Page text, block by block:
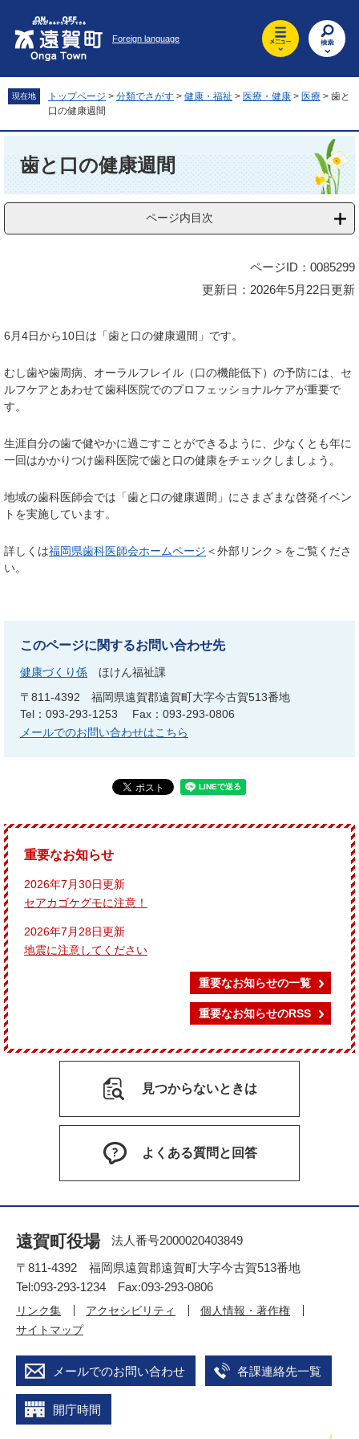
先
頭
を
飛
へ
Foreign language
現在地 トップページ > 分類でさがす > 健康・福祉 > 医療・健康 > 医療 > 歯と
口の健康週間
歯と口の健康週間
ページ内目次
ページID：0085299
更新日：2026年5月22日更新
6月4日から10日は「歯と口の健康週間」です。
むし歯や歯周病、オーラルフレイル（口の機能低下）の予防には、セ
ルフケアとあわせて歯科医院でのプロフェッショナルケアが重要で
す。
生涯自分の歯で健やかに過ごすことができるように、少なくとも年に
一回はかかりつけ歯科医院で歯と口の健康をチェックしましょう。
地域の歯科医師会では「歯と口の健康週間」にさまざまな啓発イベン
トを実施しています。
詳しくは福岡県歯科医師会ホームページ ＜外部リンク＞ をご覧くださ
い。
このページに関するお問い合わせ先
健康づくり係
ほけん福祉課
〒811-4392
福岡県遠賀郡遠賀町大字今古賀513番地
Tel：093-293-1253
Fax：093-293-0806
メールでのお問い合わせはこちら
重要なお知らせ
2026年7月30日更新
セアカゴケグモに注意！
2026年7月28日更新
地震に注意してください
重要なお知らせの一覧
重要なお知らせのRSS
見つからないときは
よくある質問と回答
遠賀町役場
法人番号2000020403849
〒811-4392 福岡県遠賀郡遠賀町大字今古賀513番地
Tel:093-293-1234 Fax:093-293-0806
リンク集 アクセシビリティ
個人情報・著作権
サイトマップ
メールでのお問い合わせ 各課連絡先一覧
開庁時間